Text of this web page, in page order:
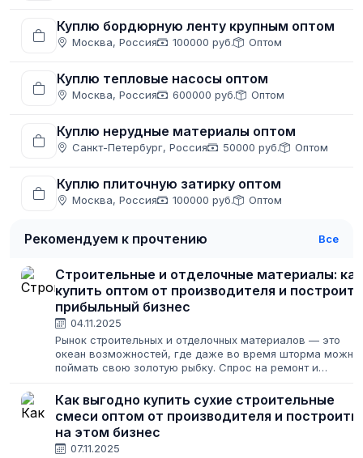
Куплю бордюрную ленту крупным оптом
Москва, Россия 100000 руб. Оптом
Куплю тепловые насосы оптом
Москва, Россия 600000 руб. Оптом
Куплю нерудные материалы оптом
Санкт-Петербург, Россия 50000 руб. Оптом
Куплю плиточную затирку оптом
Москва, Россия 100000 руб. Оптом
Рекомендуем к прочтению Все
Строительные и отделочные материалы: как
купить оптом от производителя и построить
прибыльный бизнес
04.11.2025
Рынок строительных и отделочных материалов — это
океан возможностей, где даже во время шторма можно
поймать свою золотую рыбку. Спрос на ремонт и
масштабы. Для предпринимателя это...
Как выгодно купить сухие строительные
смеси оптом от производителя и построить
на этом бизнес
07.11.2025